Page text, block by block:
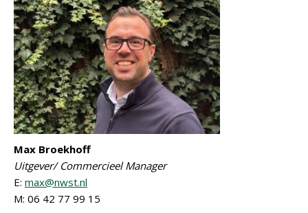
Max Broekhoff
Uitgever/ Commercieel Manager
E: max@nwst.nl
M: 06 42 77 99 15